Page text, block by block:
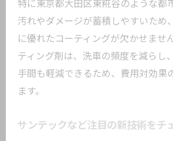
特に東京都大田区東糀谷のような都
汚れやダメージが蓄積しやすいため
に優れたコーティングが欠かせませ
ティング剤は、洗車の頻度を減らし
手間も軽減できるため、費用対効果
ます。
サンテックなど注目の新技術をチ